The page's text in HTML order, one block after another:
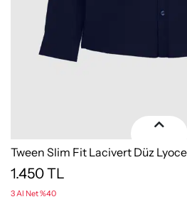
Tween Slim Fit Lacivert Düz
1.450TL
3 Al Net %40